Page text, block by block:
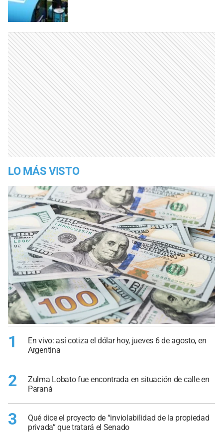
LO MÁS VISTO
1
En vivo: así cotiza el dólar hoy, jueves 6 de agosto, en
Argentina
2
Zulma Lobato fue encontrada en situación de calle en
Paraná
3
Qué dice el proyecto de “inviolabilidad de la propiedad
privada” que tratará el Senado